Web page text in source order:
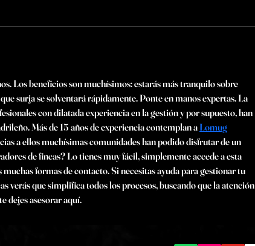
Los beneficios son muchísimos: estarás más tranquilo sobre
surja se solventará rápidamente. Ponte en manos expertas. La
con dilatada experiencia en la gestión y por supuesto, han
Más de 15 años de experiencia contemplan a Lomug
a ellos muchísimas comunidades han podido disfrutar de un
de fincas? Lo tienes muy fácil, simplemente accede a esta
formas de contacto. Si necesitas ayuda para gestionar tu
verás que simplifica todos los procesos, buscando que la atención
dejes asesorar aquí.